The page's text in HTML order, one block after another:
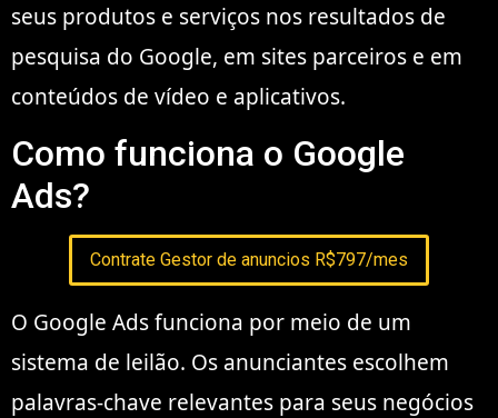
seus produtos e serviços nos resultados de
pesquisa do Google, em sites parceiros e em
conteúdos de vídeo e aplicativos.
Como funciona o Google
Ads?
Contrate Gestor de anuncios R$797/mes
O Google Ads funciona por meio de um
sistema de leilão. Os anunciantes escolhem
palavras-chave relevantes para seus negócios